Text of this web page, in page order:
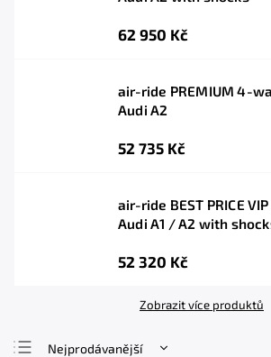
62 950 Kč
air-ride PREMIUM 4-
Audi A2
52 735 Kč
air-ride BEST PRICE
Audi A1 / A2 with
52 320 Kč
Zobrazit více produktů
Nejprodávanější